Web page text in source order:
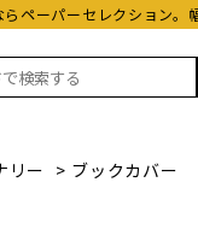
ペーパーセレクション。
リー > ブックカバー